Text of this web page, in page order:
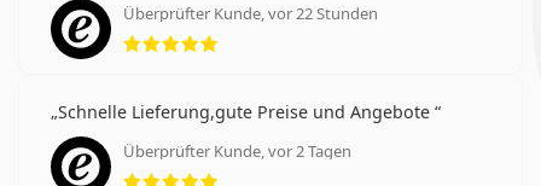
Überprüfter Kunde, vor 22 Stunden
Bewertung 5 aus 5
Schnelle Lieferung,gute Preise und Angebote
Überprüfter Kunde, vor 2 Tagen
Bewertung 5 aus 5